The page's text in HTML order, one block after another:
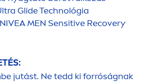
Glide Technológia
NIVEAMEN Sensitive Recovery
jutást. Ne tedd ki forróságnak